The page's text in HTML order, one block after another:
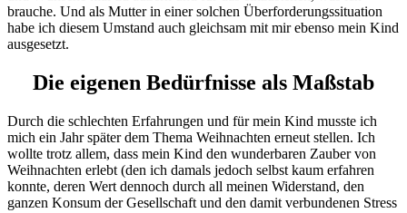
brauche. Und als Mutter in einer solchen Überforderungssituation
habe ich diesem Umstand auch gleichsam mit mir ebenso mein Kind
ausgesetzt.
Die eigenen Bedürfnisse als Maßstab
Durch die schlechten Erfahrungen und für mein Kind musste ich
mich ein Jahr später dem Thema Weihnachten erneut stellen. Ich
wollte trotz allem, dass mein Kind den wunderbaren Zauber von
Weihnachten erlebt (den ich damals jedoch selbst kaum erfahren
konnte, deren Wert dennoch durch all meinen Widerstand, den
ganzen Konsum der Gesellschaft und den damit verbundenen Stress